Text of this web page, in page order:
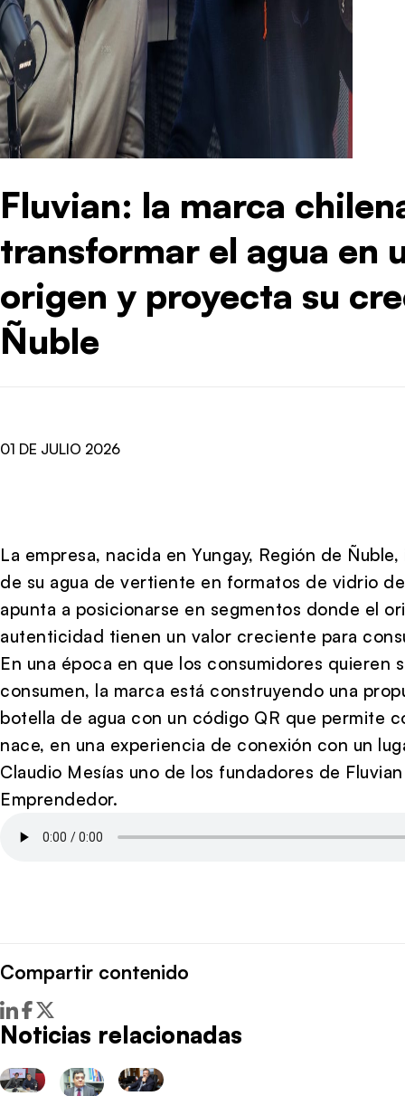
Fluvian: la marca
transformar el agua en
origen y proyecta su
Ñuble
01 DE JULIO 2026
La empresa, nacida en Yungay, Región de
de su agua de vertiente en formatos de vidrio
apunta a posicionarse en segmentos donde el
autenticidad tienen un valor creciente para
En una época en que los consumidores quieren
consumen, la marca está construyendo una
botella de agua con un código QR que permite
nace, en una experiencia de conexión con un
Claudio Mesías uno de los fundadores de
Emprendedor.
Compartir contenido
Noticias relacionadas